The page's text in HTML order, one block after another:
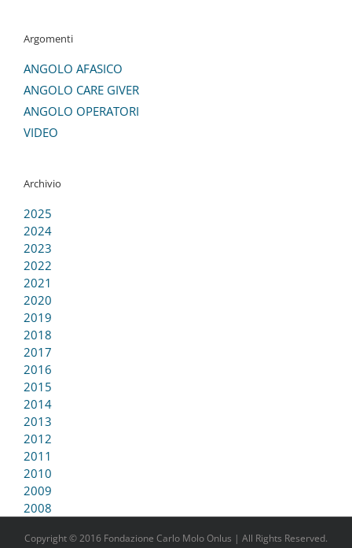
Argomenti
ANGOLO AFASICO
ANGOLO CARE GIVER
ANGOLO OPERATORI
VIDEO
Archivio
2025
2024
2023
2022
2021
2020
2019
2018
2017
2016
2015
2014
2013
2012
2011
2010
2009
2008
Copyright © 2016 Fondazione Carlo Molo Onlus | All Rights Reserved.